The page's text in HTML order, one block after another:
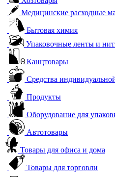
Медицинские расходные
Бытовая химия
Упаковочные ленты и
Канцтовары
Средства
Продукты
Оборудование для
Автотовары
Товары для офиса и дома
Товары для торговли